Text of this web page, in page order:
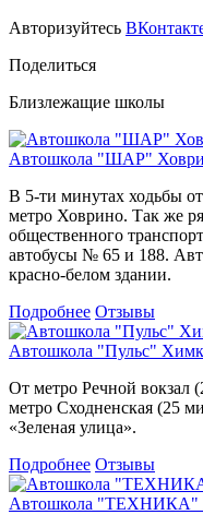
Авторизуйтесь
Поделиться
Близлежащие школы
Автошкола "ШАР"
В 5-ти минутах ходьбы
метро Ховрино. Так же
общественного
автобусы № 65 и 188.
красно-белом здании.
Подробнее Отзывы
Автошкола "Пульс"
От метро Речной вокзал
метро Сходненская (25
«Зеленая улица».
Подробнее Отзывы
Автошкола "ТЕХНИКА"